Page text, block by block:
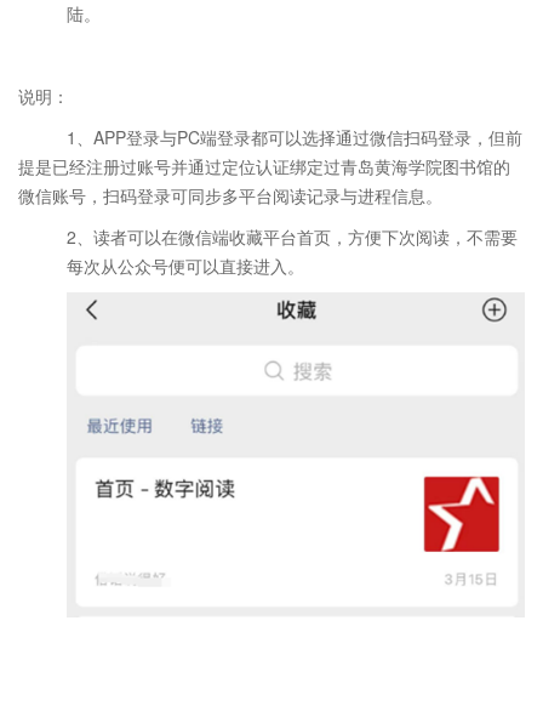
陆。
说明：
1、APP登录与PC端登录都可以选择通过微信扫码登录，但前
提是已经注册过账号并通过定位认证绑定过青岛黄海学院图书馆的
微信账号，扫码登录可同步多平台阅读记录与进程信息。
2、读者可以在微信端收藏平台首页，方便下次阅读，不需要
每次从公众号便可以直接进入。